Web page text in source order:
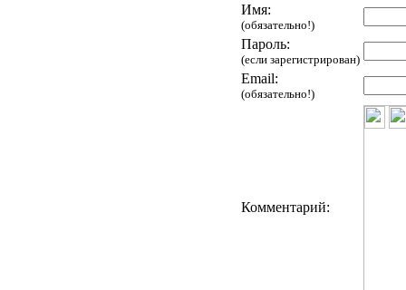
Имя:
(обязательно!)
Пароль:
(если зарегистрирован)
Email:
(обязательно!)
Комментарий: